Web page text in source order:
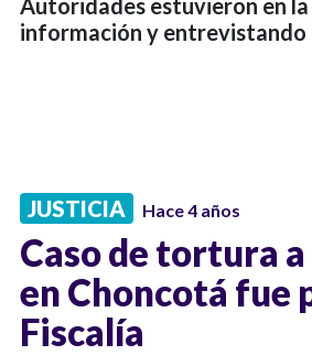
Autoridades estuvieron en
información y entrevistando
JUSTICIA Hace 4 años
Caso de tortura
en Choncotá fue
Fiscalía